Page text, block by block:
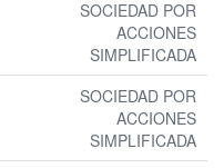
SOCIEDAD POR
ACCIONES
SIMPLIFICADA
SOCIEDAD POR
ACCIONES
SIMPLIFICADA